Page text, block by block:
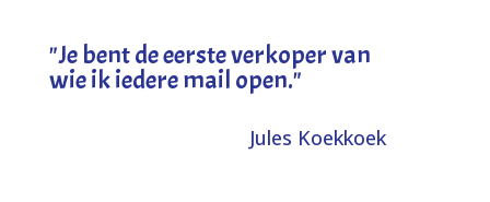
"Je bent de eerste verkoper van
wie ik iedere mail open."
Jules Koekkoek